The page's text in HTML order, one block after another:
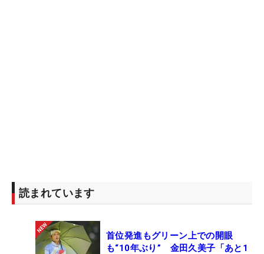
読まれています
首位発進もグリーン上での開眼
も“10年ぶり” 金田久美子「あと1